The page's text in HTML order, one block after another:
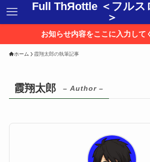
Full ThЯottle ＜フルス
＞
お知らせ内容をここに入力して
ホーム 霞翔太郎の執筆記事
霞翔太郎 – Author –